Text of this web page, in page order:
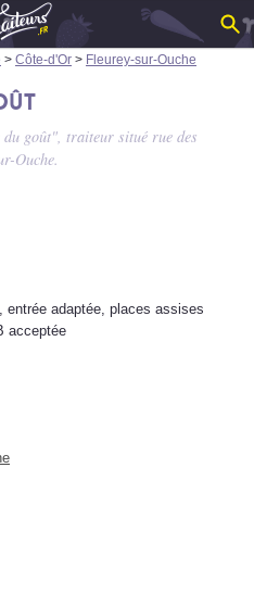
> Côte-d'Or > Fleurey-sur-Ouche
du goût", traiteur situé rue des
Ouche.
entrée adaptée, places assises
acceptée